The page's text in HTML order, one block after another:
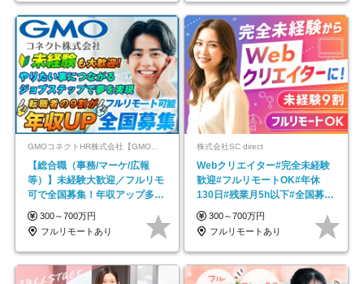
GMOコネクトHR株式会社【GMOインターネットグループ】
【総合職（事務/マーケ/広報
等）】未経験大歓迎／フルリモ
可で全国募集！年収アップ多数
★年休最大130日★
300～700万円
フルリモートあり
株式会社SC direct
Webクリエイター#完全未経験
歓迎#フルリモートOK#年休
130日#残業月5h以下#全国募集
#最大1年の研修
300～700万円
フルリモートあり